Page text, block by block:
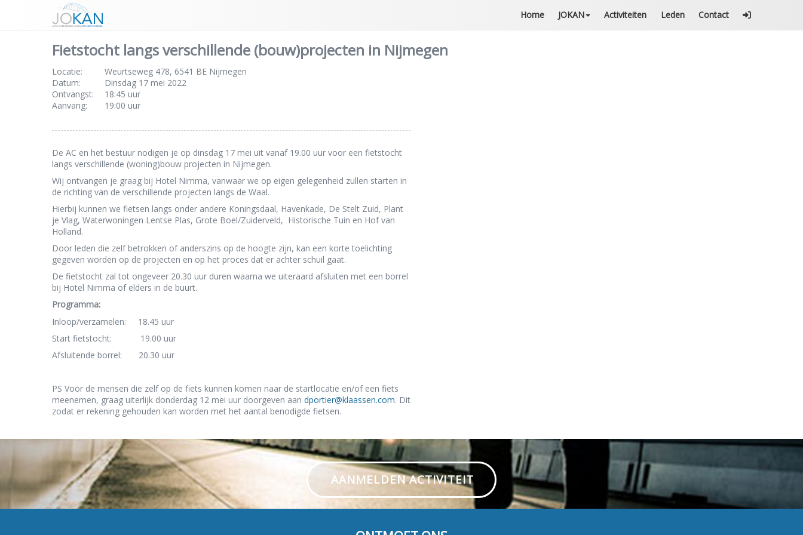
Home JOKAN Activiteiten Leden Contact
Fietstocht langs verschillende (bouw)projecten in Nijmegen
Locatie:
Weurtseweg 478, 6541 BE Nijmegen
Datum:
Dinsdag 17 mei 2022
Ontvangst:
18:45 uur
Aanvang:
19:00 uur
De AC en het bestuur nodigen je op dinsdag 17 mei uit vanaf 19.00 uur voor een fietstocht
langs verschillende (woning)bouw projecten in Nijmegen.
Wij ontvangen je graag bij Hotel Nimma, vanwaar we op eigen gelegenheid zullen starten in
de richting van de verschillende projecten langs de Waal.
Hierbij kunnen we fietsen langs onder andere Koningsdaal, Havenkade, De Stelt Zuid, Plant
je Vlag, Waterwoningen Lentse Plas, Grote Boel/Zuiderveld, Historische Tuin en Hof van
Holland.
Door leden die zelf betrokken of anderszins op de hoogte zijn, kan een korte toelichting
gegeven worden op de projecten en op het proces dat er achter schuil gaat.
De fietstocht zal tot ongeveer 20.30 uur duren waarna we uiteraard afsluiten met een borrel
bij Hotel Nimma of elders in de buurt.
Programma:
Inloop/verzamelen: 18.45 uur
Start fietstocht: 19.00 uur
Afsluitende borrel: 20.30 uur
PS Voor de mensen die zelf op de fiets kunnen komen naar de startlocatie en/of een fiets
meenemen, graag uiterlijk donderdag 12 mei uur doorgeven aan dportier@klaassen.com. Dit
zodat er rekening gehouden kan worden met het aantal benodigde fietsen.
AANMELDEN ACTIVITEIT